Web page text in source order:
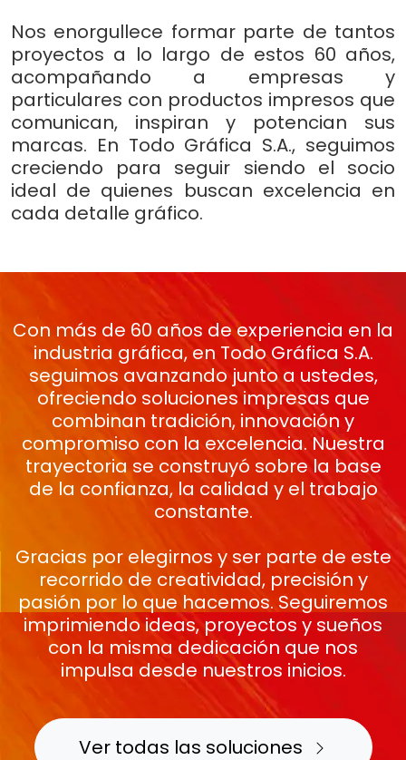
Nos enorgullece formar parte de tantos
proyectos a lo largo de estos 60 años,
acompañando a empresas y
particulares con productos impresos que
comunican, inspiran y potencian sus
marcas. En Todo Gráfica S.A., seguimos
creciendo para seguir siendo el socio
ideal de quienes buscan excelencia en
cada detalle gráfico.
Con más de 60 años de experiencia en la
industria gráfica, en Todo Gráfica S.A.
seguimos avanzando junto a ustedes,
ofreciendo soluciones impresas que
combinan tradición, innovación y
compromiso con la excelencia. Nuestra
trayectoria se construyó sobre la base
de la confianza, la calidad y el trabajo
constante.
Gracias por elegirnos y ser parte de este
recorrido de creatividad, precisión y
pasión por lo que hacemos. Seguiremos
imprimiendo ideas, proyectos y sueños
con la misma dedicación que nos
impulsa desde nuestros inicios.
Ver todas las soluciones